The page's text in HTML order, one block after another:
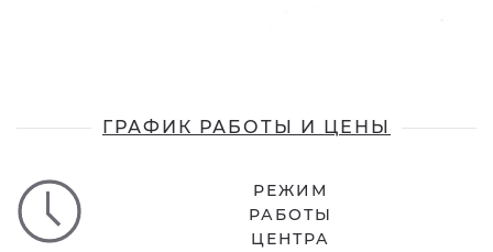
ГРАФИК РАБОТЫ И ЦЕНЫ
РЕЖИМ
РАБОТЫ
ЦЕНТРА